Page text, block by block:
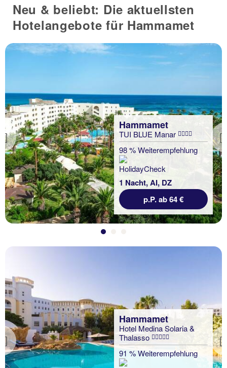
Neu & beliebt: Die aktuellsten
Hotelangebote für Hammamet
Previous
Hammamet
TUI BLUE Manar
98 % Weiterempfehlung
1 Nacht, AI, DZ
p.P. ab 64 €
Previous
Hammamet
Hotel Medina Solaria &
Thalasso
91 % Weiterempfehlung